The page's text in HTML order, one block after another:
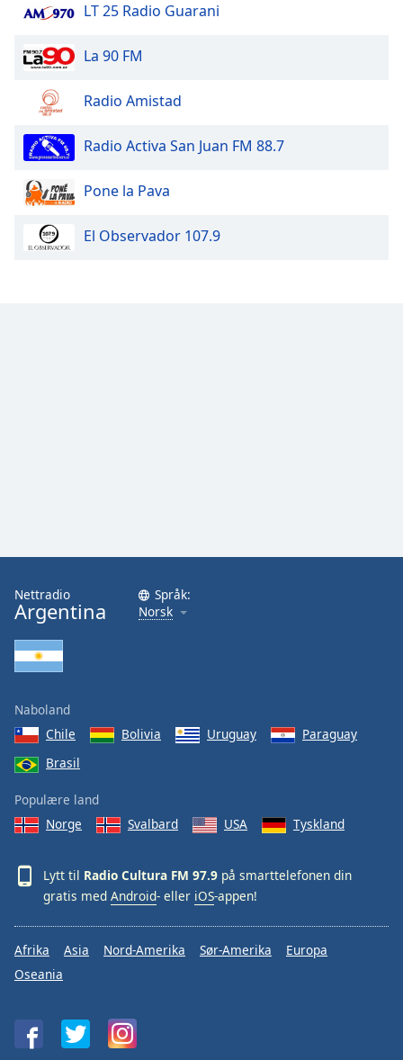
LT 25 Radio Guarani
La 90 FM
Radio Amistad
Radio Activa San Juan FM 88.7
Pone la Pava
El Observador 107.9
Nettradio
Argentina
Språk:
Norsk
Naboland
Chile
Bolivia Uruguay
Paraguay
Brasil
Populære land
Norge
Svalbard USA Tyskland
Lytt til Radio Cultura FM 97.9 på smarttelefonen din
gratis med Android- eller iOS-appen!
Afrika Asia Nord-Amerika Sør-Amerika
Europa
Oseania